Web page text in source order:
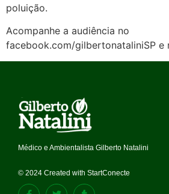
poluição.
Acompanhe a audiência no
facebook.com/gilbertonataliniSP e
Médico e Ambientalista Gilberto Natalini
© 2024 Created with StartConecte